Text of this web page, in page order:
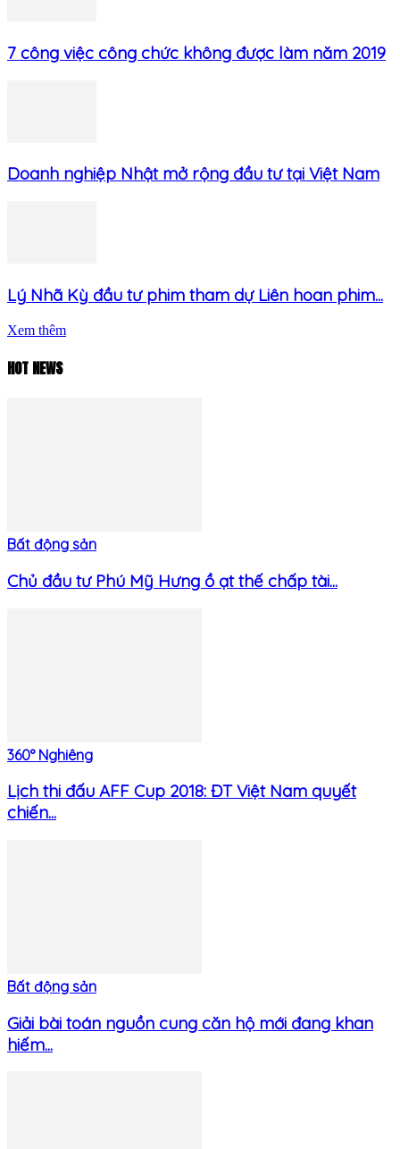
7 công việc công chức không được làm năm 2019
Doanh nghiệp Nhật mở rộng đầu tư tại Việt Nam
Lý Nhã Kỳ đầu tư phim tham dự Liên hoan phim...
Xem thêm
HOT NEWS
Bất động sản
Chủ đầu tư Phú Mỹ Hưng ồ ạt thế chấp tài...
360° Nghiêng
Lịch thi đấu AFF Cup 2018: ĐT Việt Nam quyết
chiến...
Bất động sản
Giải bài toán nguồn cung căn hộ mới đang khan
hiếm...